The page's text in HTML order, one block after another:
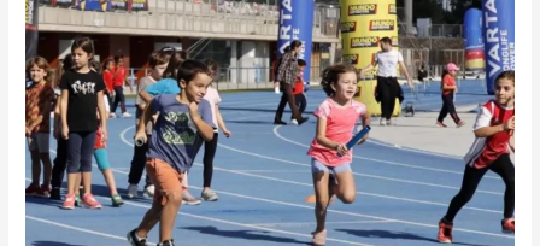
matinales
atléticas
de
la
Allianz
Jean
Bouin